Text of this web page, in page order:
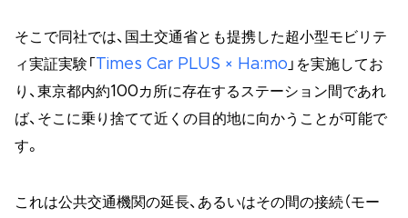
そこで同社では、国土交通省とも提携した超小型モビリテ
ィ実証実験「
Times Car PLUS × Ha:mo 」を実施してお
り、東京都内約100カ所に存在するステーション間であれ
ば、そこに乗り捨てて近くの目的地に向かうことが可能で
す。
これは公共交通機関の延長、あるいはその間の接続（モー